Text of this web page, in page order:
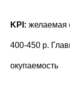
KPI: желаемая
400-450 р.
окупаемость